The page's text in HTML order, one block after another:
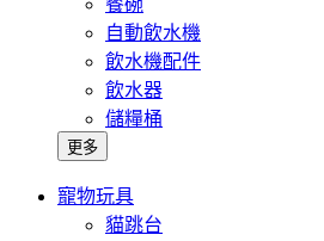
自動飲水機
飲水機配件
飲水器
儲糧桶
更多
寵物玩具
貓跳台